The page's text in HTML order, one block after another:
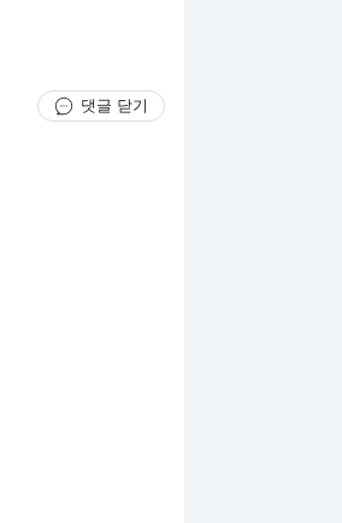
댓글 닫기